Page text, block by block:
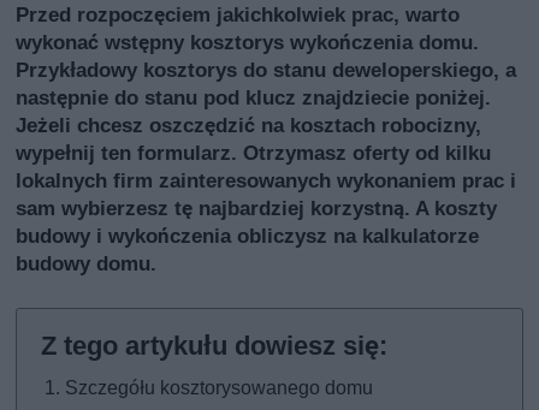
Przed rozpoczęciem jakichkolwiek prac, warto
wykonać wstępny kosztorys wykończenia domu.
Przykładowy kosztorys do stanu deweloperskiego, a
następnie do stanu pod klucz znajdziecie poniżej.
Jeżeli chcesz oszczędzić na kosztach robocizny,
wypełnij ten formularz. Otrzymasz oferty od kilku
lokalnych firm zainteresowanych wykonaniem prac i
sam wybierzesz tę najbardziej korzystną. A koszty
budowy i wykończenia obliczysz na kalkulatorze
budowy domu.
Szczegółu kosztorysowanego domu